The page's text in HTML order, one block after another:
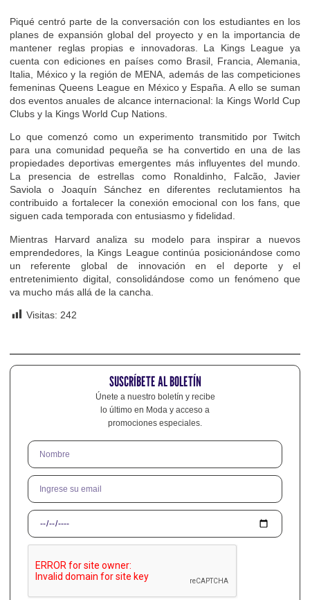
Piqué centró parte de la conversación con los estudiantes en los
planes de expansión global del proyecto y en la importancia de
mantener reglas propias e innovadoras. La Kings League ya
cuenta con ediciones en países como Brasil, Francia, Alemania,
Italia, México y la región de MENA, además de las competiciones
femeninas Queens League en México y España. A ello se suman
dos eventos anuales de alcance internacional: la Kings World Cup
Clubs y la Kings World Cup Nations.
Lo que comenzó como un experimento transmitido por Twitch
para una comunidad pequeña se ha convertido en una de las
propiedades deportivas emergentes más influyentes del mundo.
La presencia de estrellas como Ronaldinho, Falcão, Javier
Saviola o Joaquín Sánchez en diferentes reclutamientos ha
contribuido a fortalecer la conexión emocional con los fans, que
siguen cada temporada con entusiasmo y fidelidad.
Mientras Harvard analiza su modelo para inspirar a nuevos
emprendedores, la Kings League continúa posicionándose como
un referente global de innovación en el deporte y el
entretenimiento digital, consolidándose como un fenómeno que
va mucho más allá de la cancha.
Visitas: 242
SUSCRÍBETE AL BOLETÍN
Únete a nuestro boletín y recibe
lo último en Moda y acceso a
promociones especiales.